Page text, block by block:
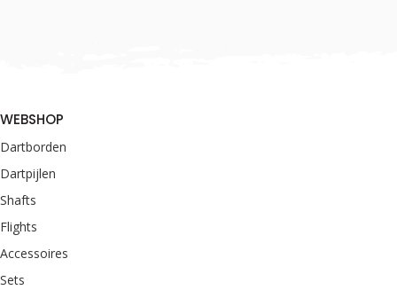
WEBSHOP
Dartborden
Dartpijlen
Shafts
Flights
Accessoires
Sets